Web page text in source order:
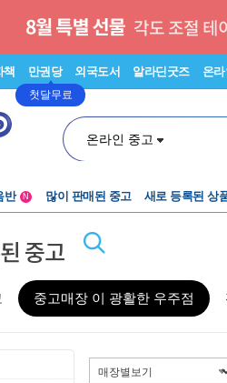
책 만권당
첫달무료
외국도서 알라딘굿즈 온
온라인 중고
반
반
N 많이 판매된 중고 새로 등록된 상
중고
중고매장 이 광활한 우주점